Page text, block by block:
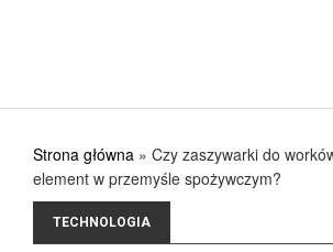
Strona główna » Czy zaszywarki do
element w przemyśle spożywczym?
TECHNOLOGIA